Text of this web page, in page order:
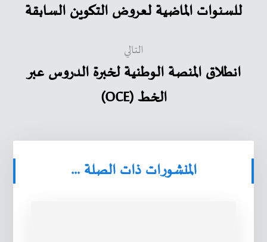
للسنوات الماضية لعروض التكوين السابقة
التالي
انطلاق المنصة الوطنية لخبرة الدروس عبر
الخط (OCE)
المنشورات ذات الصلة ...